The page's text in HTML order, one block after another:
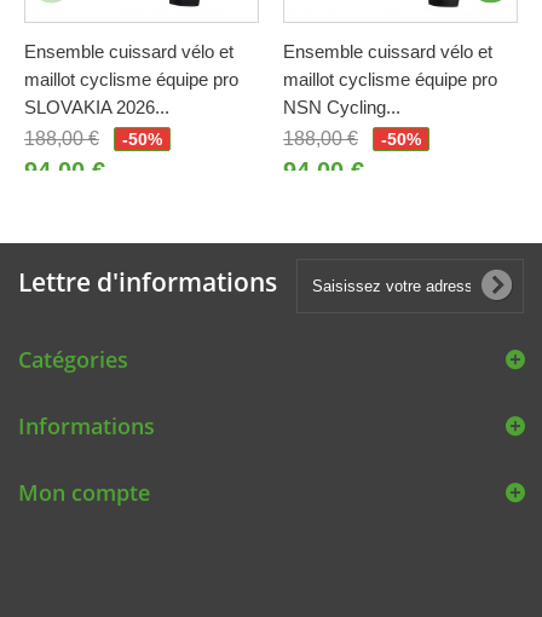
Ensemble cuissard vélo et
maillot cyclisme équipe pro
SLOVAKIA 2026...
188,00 €
-50%
94,00 €
Ensemble cuissard vélo et
maillot cyclisme équipe pro
NSN Cycling...
188,00 €
-50%
94,00 €
Lettre d'informations
Catégories
Informations
Mon compte